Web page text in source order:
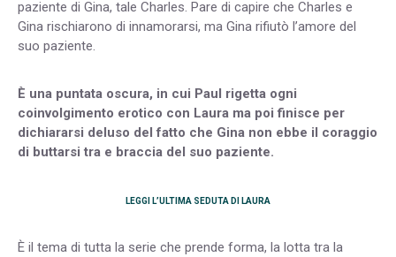
paziente di Gina, tale Charles. Pare di capire che Charles e
Gina rischiarono di innamorarsi, ma Gina rifiutò l’amore del
suo paziente.
È una puntata oscura, in cui Paul rigetta ogni
coinvolgimento erotico con Laura ma poi finisce per
dichiararsi deluso del fatto che Gina non ebbe il coraggio
di buttarsi tra e braccia del suo paziente.
LEGGI L’ULTIMA SEDUTA DI LAURA
È il tema di tutta la serie che prende forma, la lotta tra la